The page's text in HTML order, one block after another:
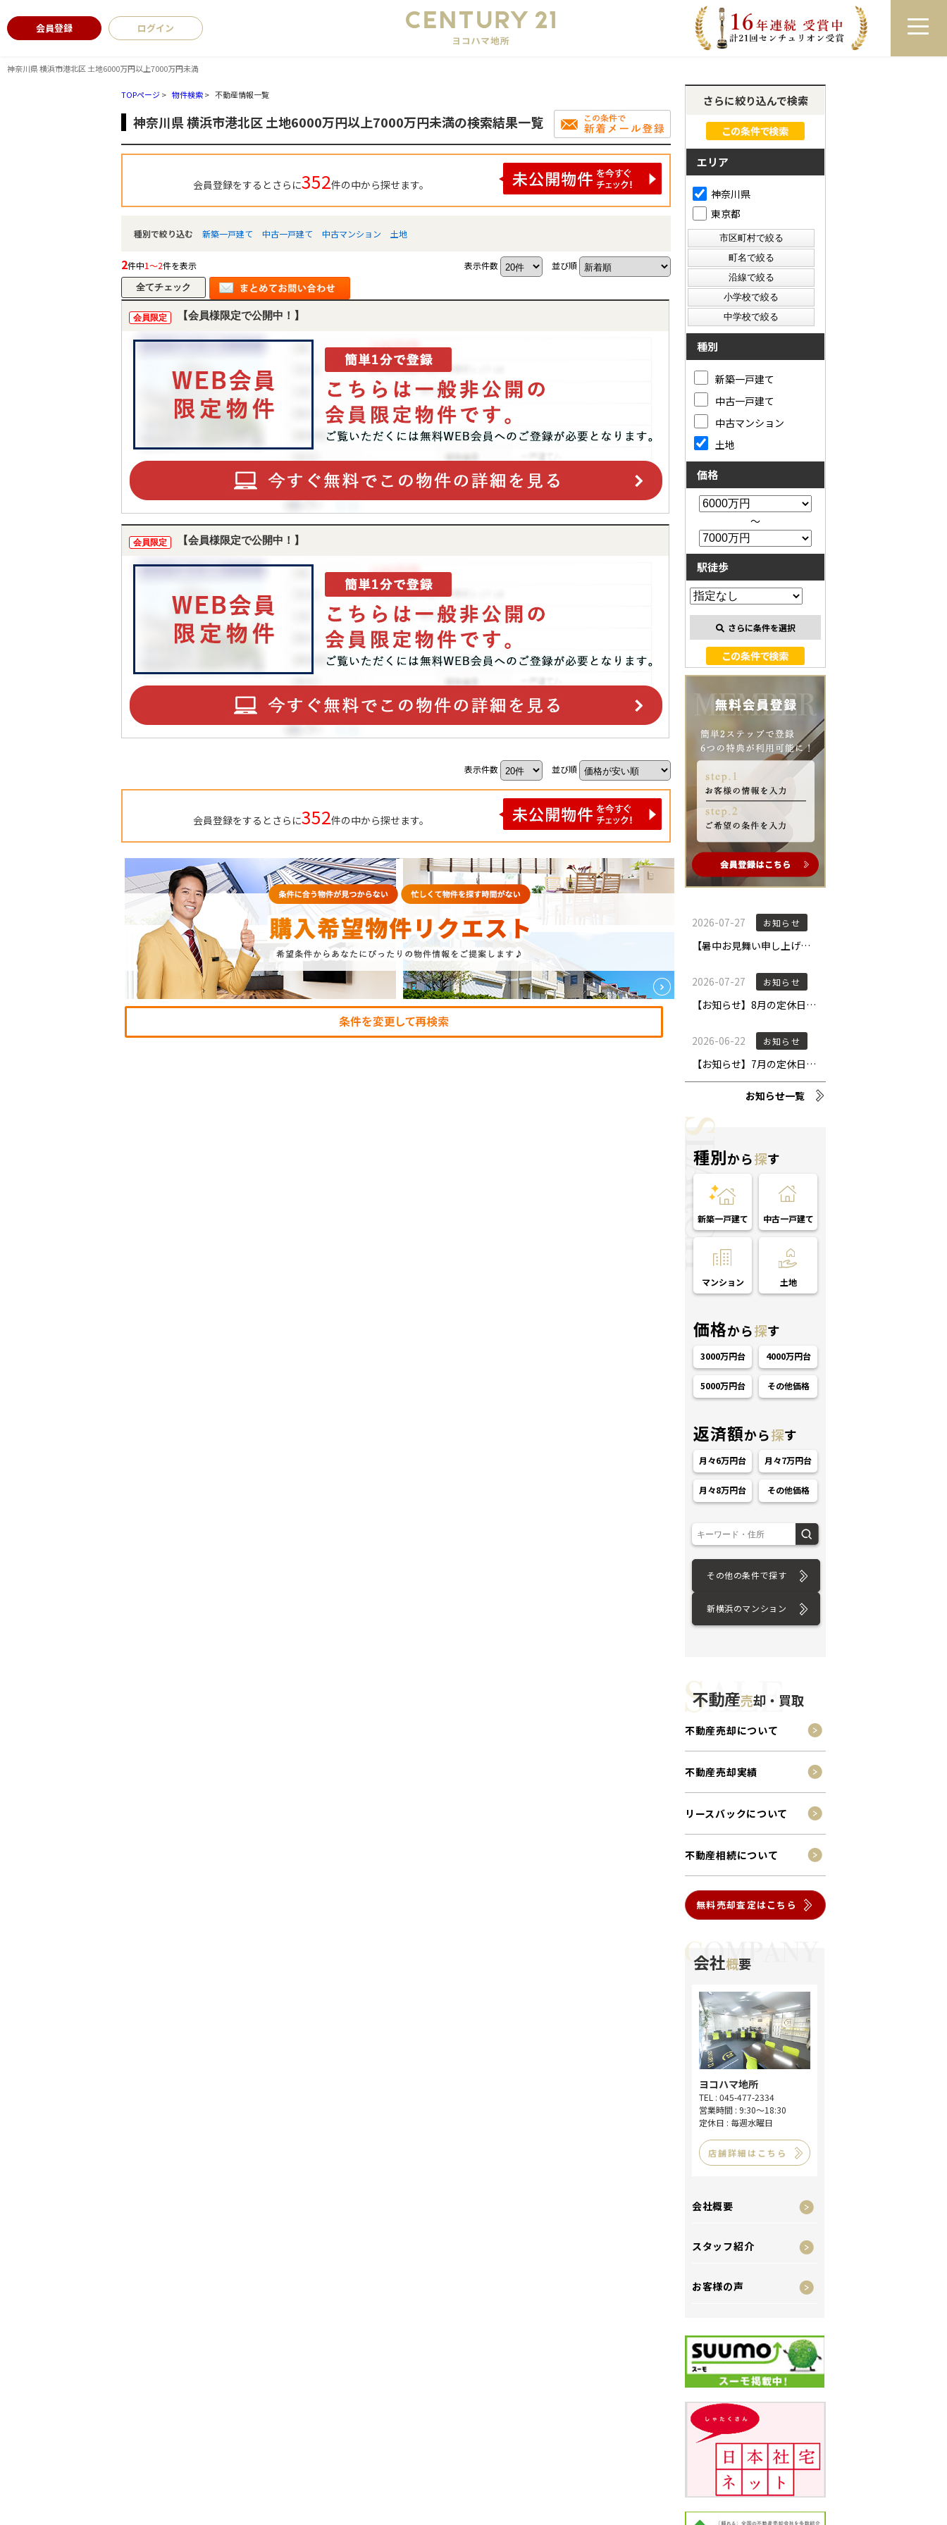
神奈川県 横浜市港北区 土地6000万円以上7000万円未満
会員登録 ログイン ログイン 来店予約 LINEで相談
TOPページ> 物件検索> 不動産情報一覧
神奈川県 横浜市港北区 土地6000万円以上7000万円未満の検索結果一覧
会員登録をするとさらに352件の中から探せます。
種別で絞り込む 新築一戸建て 中古一戸建て 中古マンション 土地
2件中1～2件を表示 表示件数 並び順
会員限定 【会員様限定で公開中！】
会員限定 【会員様限定で公開中！】
表示件数 並び順
会員登録をするとさらに352件の中から探せます。
さらに絞り込んで検索
エリア
神奈川県
東京都
種別
新築一戸建て
中古一戸建て
中古マンション
土地
価格
～
駅徒歩
さらに条件を選択
お知らせ一覧
種別から探す
新築一戸建て 中古一戸建て
マンション 土地
価格から探す
3000万円台 4000万円台
5000万円台 その他価格
返済額から探す
月々6万円台 月々7万円台
月々8万円台 その他価格
その他の条件で探す
新横浜のマンション
不動産売却・買取
不動産売却について
不動産売却実績
リースバックについて
不動産相続について
無料売却査定はこちら
会社概要
ヨコハマ地所
TEL : 045-477-2334
営業時間 : 9:30～18:30
定休日 : 毎週水曜日
店舗詳細はこちら
会社概要
スタッフ紹介
お客様の声